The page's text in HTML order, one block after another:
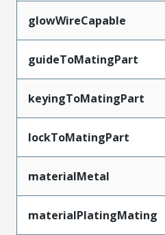
glowWireCapable
guideToMatingPart
keyingToMatingPart
lockToMatingPart
materialMetal
materialPlatingMating